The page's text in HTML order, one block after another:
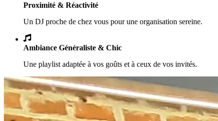
Proximité & Réactivité
Un DJ proche de chez vous pour une organisation sereine.
Ambiance Généraliste & Chic
Une playlist adaptée à vos goûts et à ceux de vos invités.